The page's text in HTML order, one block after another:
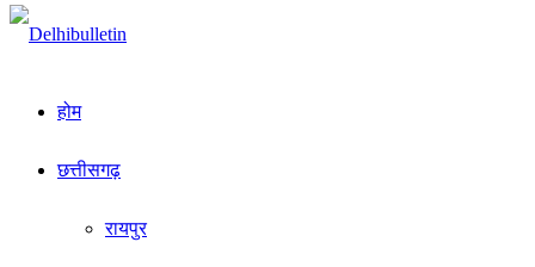
होम
छत्तीसगढ़
रायपुर